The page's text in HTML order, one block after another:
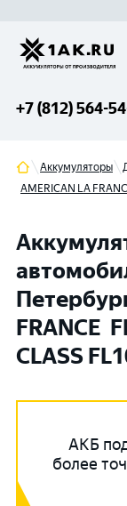
+7 (812) 564-
Аккумуляторы
AMERICAN LA
FRANCE
CLASS
АКБ
более
Гатчина